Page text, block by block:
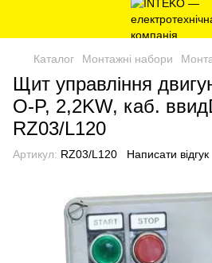
Каталог Монтажні набори
Щит управління
O-P, 2,2KW, каб.
RZ03/L120
Артикул: RZ03/L120 Написати відгук